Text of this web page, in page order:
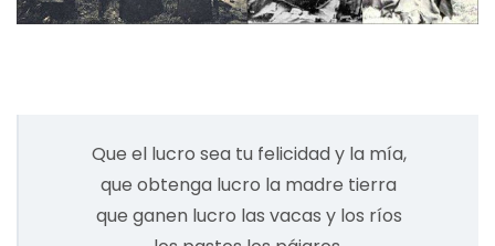
Que el lucro sea tu felicidad y la mía,
que obtenga lucro la madre tierra
que ganen lucro las vacas y los ríos